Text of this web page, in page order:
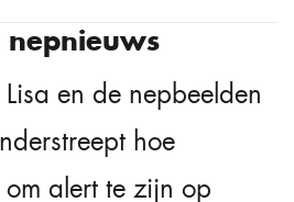
nepnieuws
en de nepbeelden
hoe
alert te zijn op